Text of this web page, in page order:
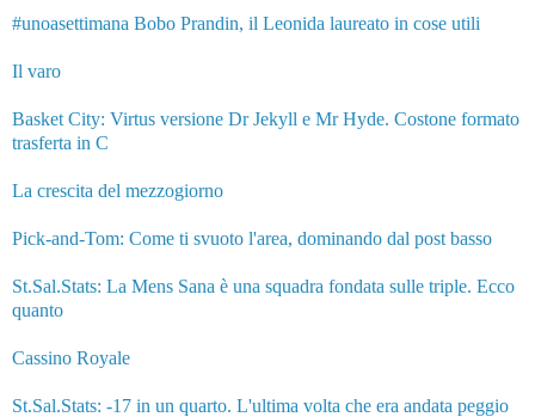
#unoasettimana Bobo Prandin, il Leonida laureato in cose utili
Il varo
Basket City: Virtus versione Dr Jekyll e Mr Hyde. Costone formato
trasferta in C
La crescita del mezzogiorno
Pick-and-Tom: Come ti svuoto l'area, dominando dal post basso
St.Sal.Stats: La Mens Sana è una squadra fondata sulle triple. Ecco
quanto
Cassino Royale
St.Sal.Stats: -17 in un quarto. L'ultima volta che era andata peggio